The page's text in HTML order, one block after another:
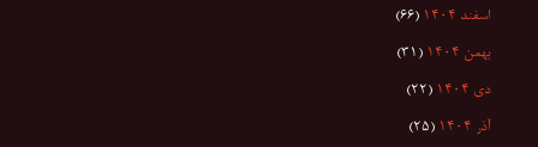
اسفند ۱۴۰۴ (۶۶)
بهمن ۱۴۰۴ (۳۱)
دی ۱۴۰۴ (۲۲)
آذر ۱۴۰۴ (۲۵)